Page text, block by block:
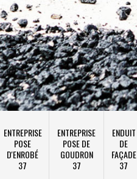
ENTREPRISE
POSE
D'ENROBÉ
37
ENTREPRISE
POSE DE
GOUDRON
37
ENDUIT
DE
FAÇADE
37